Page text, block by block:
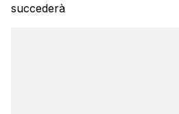
succederà